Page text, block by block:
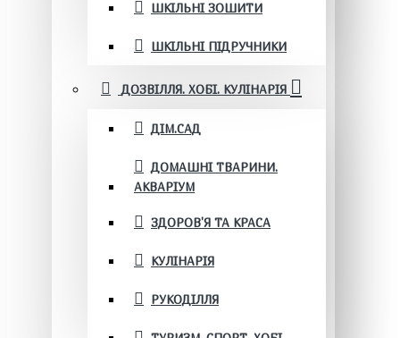
ШКІЛЬНІ ЗОШИТИ
ШКІЛЬНІ ПІДРУЧНИКИ
ДОЗВІЛЛЯ. ХОБІ. КУЛІНАРІЯ
ДІМ.САД
ДОМАШНІ ТВАРИНИ.
АКВАРІУМ
ЗДОРОВ'Я ТА КРАСА
КУЛІНАРІЯ
РУКОДІЛЛЯ